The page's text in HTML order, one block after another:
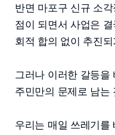
반면 마포구 신규 소
점이 되면서 사업은
회적 합의 없이 추진
그러나 이러한 갈등을
주민만의 문제로 남는
우리는 매일 쓰레기를